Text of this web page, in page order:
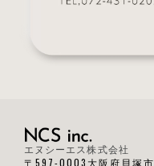
エヌシーエス株式会社
〒597-0003大阪府貝塚市